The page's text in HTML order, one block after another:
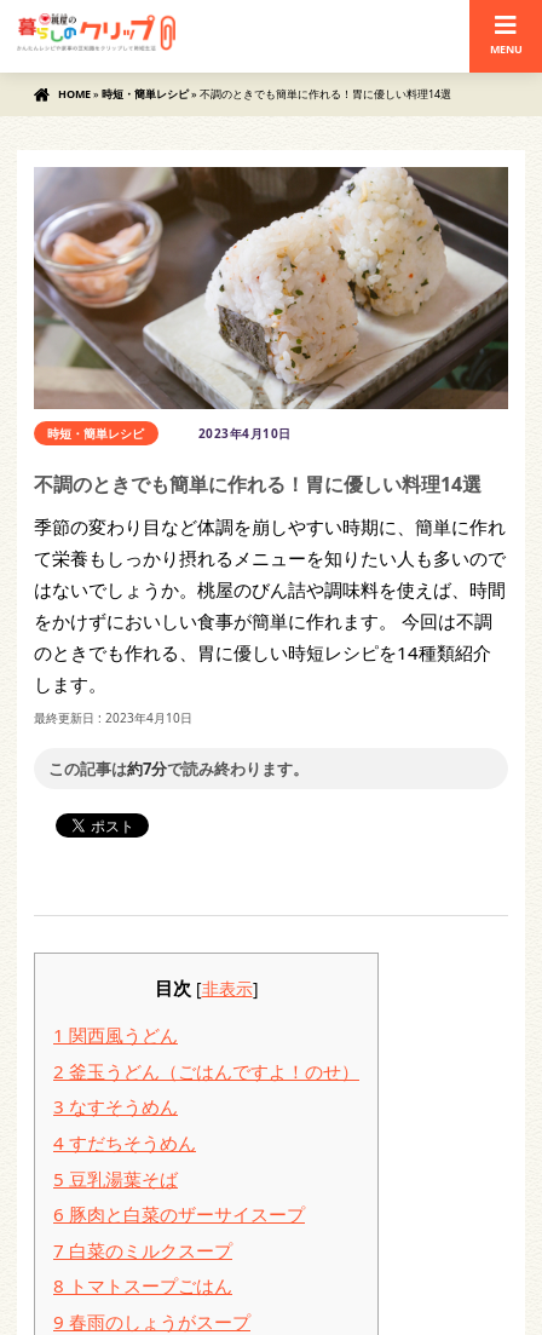
MENU
HOME» 時短・簡単レシピ» 不調のときでも簡単に作れる！胃に優しい料理14選
時短・簡単レシピ 2023年4月10日
不調のときでも簡単に作れる！胃に優しい料理14選
季節の変わり目など体調を崩しやすい時期に、簡単に作れ
て栄養もしっかり摂れるメニューを知りたい人も多いので
はないでしょうか。桃屋のびん詰や調味料を使えば、時間
をかけずにおいしい食事が簡単に作れます。 今回は不調
のときでも作れる、胃に優しい時短レシピを14種類紹介
します。
最終更新日 : 2023年4月10日
この記事は約7分で読み終わります。
目次 [非表示]
1 関西風うどん
2 釜玉うどん（ごはんですよ！のせ）
3 なすそうめん
4 すだちそうめん
5 豆乳湯葉そば
6 豚肉と白菜のザーサイスープ
7 白菜のミルクスープ
8 トマトスープごはん
9 春雨のしょうがスープ